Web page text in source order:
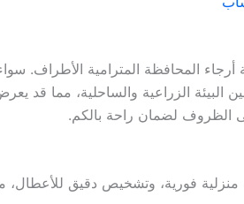
المحافظة المترامية الأطراف.
البيئة الزراعية والساحلية، مما
الظروف لضمان راحة بالكم.
فورية، وتشخيص دقيق